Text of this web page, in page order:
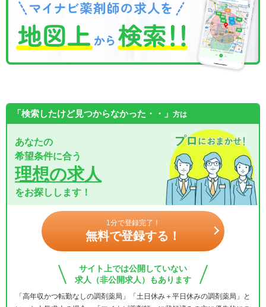
「検索したけど見つからなかった・・」 方は
あなたの
希望条件に合う
理想の求人
をお探しします！
1分で登録完了！
無料で登録する！
サイト上では公開していない
求人（非公開求人）もあります
「高年収かつ転勤なしの調剤薬局」「土日休み＋平日休みの調剤薬局」と